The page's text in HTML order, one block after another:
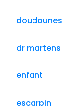
doudounes
dr martens
enfant
escarpin